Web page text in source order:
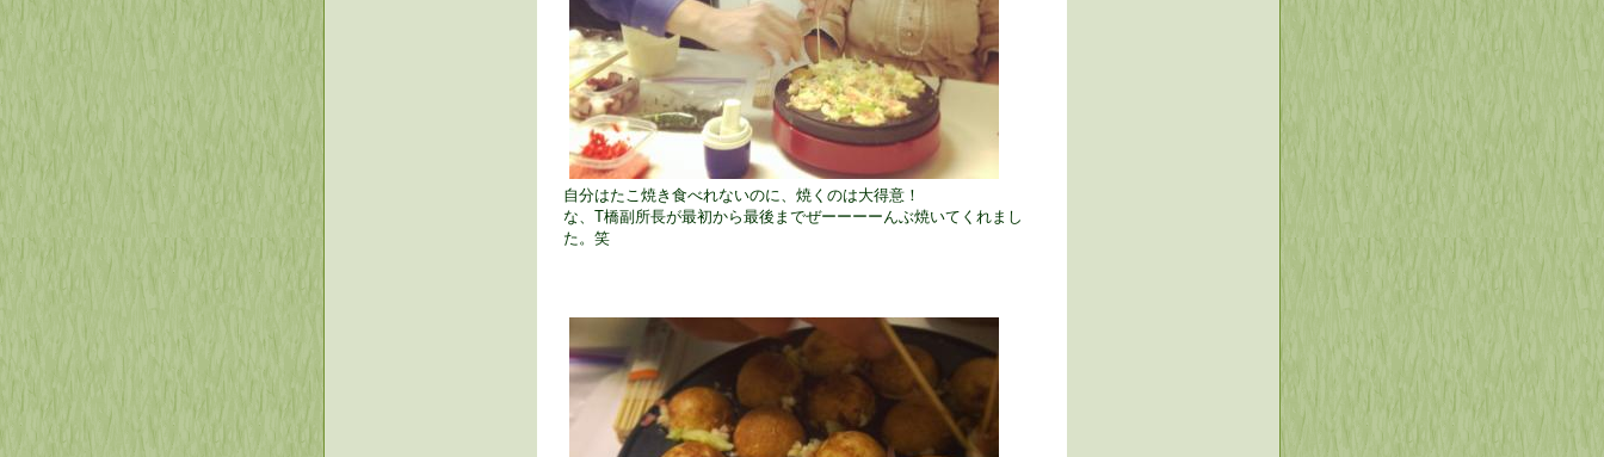
自分はたこ焼き食べれないのに、焼くのは大得意！
な、T橋副所長が最初から最後までぜーーーーんぶ焼いてくれまし
た。笑